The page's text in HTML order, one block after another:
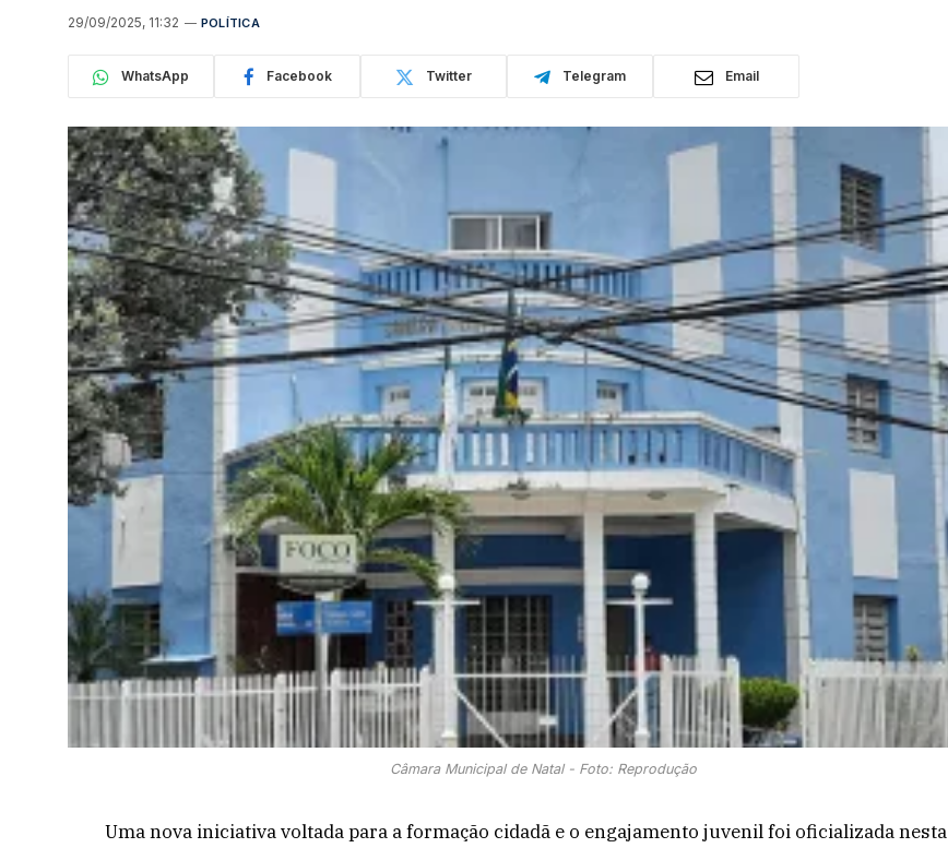
29/09/2025, 11:32 POLÍTICA
WhatsApp Facebook Twitter Telegram Email
Câmara Municipal de Natal - Foto: Reprodução
Uma nova iniciativa voltada para a formação cidadã e o engajamento juvenil foi oficializada nesta